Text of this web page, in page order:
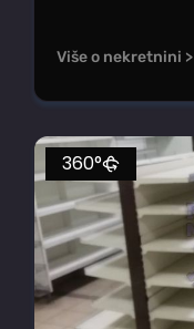
Više o nekretnini >
360°